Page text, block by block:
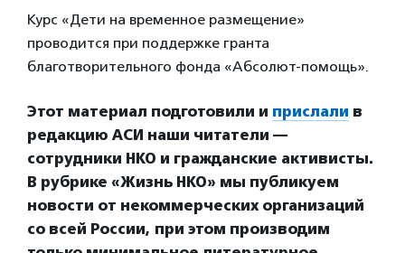
Курс «Дети на временное размещение»
проводится при поддержке гранта
благотворительного фонда «Абсолют-помощь».
Этот материал подготовили и прислали в
редакцию АСИ наши читатели —
сотрудники НКО и гражданские активисты.
В рубрике «Жизнь НКО» мы публикуем
новости от некоммерческих организаций
со всей России, при этом производим